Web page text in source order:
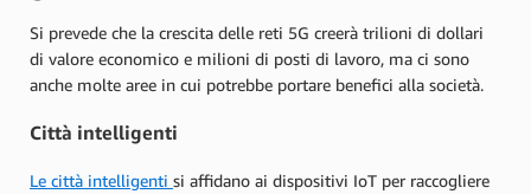
Si prevede che la crescita delle reti 5G creerà trilioni di dollari
di valore economico e milioni di posti di lavoro, ma ci sono
anche molte aree in cui potrebbe portare benefici alla società.
Città intelligenti
Le città intelligenti si affidano ai dispositivi IoT per raccogliere